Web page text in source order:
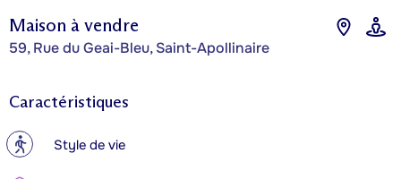
Maison à vendre
59, Rue du Geai-Bleu, Saint-Apollinaire
Caractéristiques
? Style de vie